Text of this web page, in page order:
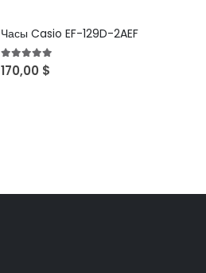
Часы Casio EF-129D-2AEF
5out of 5
170,00 $